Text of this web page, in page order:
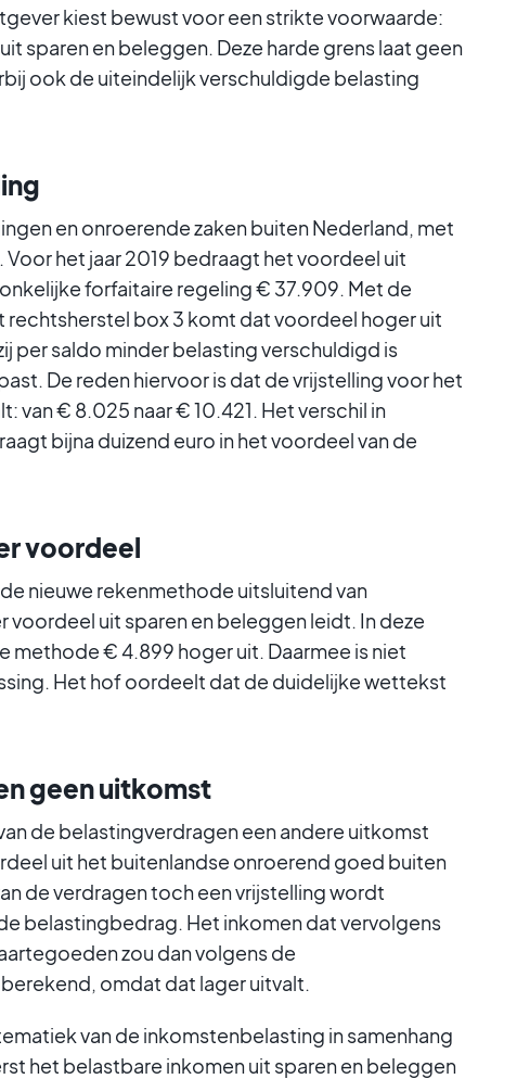
kiest bewust voor een strikte voorwaarde:
sparen en beleggen. Deze harde grens laat geen
ook de uiteindelijk verschuldigde belasting
en onroerende zaken buiten Nederland, met
Voor het jaar 2019 bedraagt het voordeel uit
forfaitaire regeling € 37.909. Met de
box 3 komt dat voordeel hoger uit
per saldo minder belasting verschuldigd is
De reden hiervoor is dat de vrijstelling voor het
van € 8.025 naar € 10.421. Het verschil in
bijna duizend euro in het voordeel van de
voordeel
nieuwe rekenmethode uitsluitend van
uit sparen en beleggen leidt. In deze
methode € 4.899 hoger uit. Daarmee is niet
Het hof oordeelt dat de duidelijke wettekst
geen uitkomst
de belastingverdragen een andere uitkomst
uit het buitenlandse onroerend goed buiten
de verdragen toch een vrijstelling wordt
belastingbedrag. Het inkomen dat vervolgens
zou dan volgens de
omdat dat lager uitvalt.
van de inkomstenbelasting in samenhang
het belastbare inkomen uit sparen en beleggen